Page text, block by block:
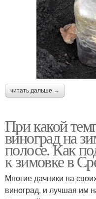
читать дальше →
При какой
виноград на
полосе. Как
к зимовке в
Многие дачники на
виноград, и лучшая им